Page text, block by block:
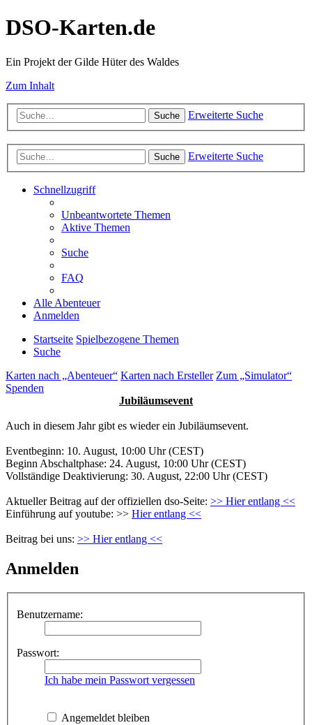
DSO-Karten.de
Ein Projekt der Gilde Hüter des Waldes
Zum Inhalt
Suche Erweiterte Suche
Suche Erweiterte Suche
Schnellzugriff
Unbeantwortete Themen
Aktive Themen
Suche
FAQ
Alle Abenteuer
Anmelden
Startseite Spielbezogene Themen
Suche
Karten nach „Abenteuer“ Karten nach Ersteller Zum „Simulator“
Spenden
Jubiläumsevent
Auch in diesem Jahr gibt es wieder ein Jubiläumsevent.
Eventbeginn: 10. August, 10:00 Uhr (CEST)
Beginn Abschaltphase: 24. August, 10:00 Uhr (CEST)
Vollständige Deaktivierung: 30. August, 22:00 Uhr (CEST)
Aktueller Beitrag auf der offiziellen dso-Seite: >> Hier entlang <<
Einführung auf youtube: >> Hier entlang <<
Beitrag bei uns: >> Hier entlang <<
Anmelden
Benutzername:
Passwort:
Ich habe mein Passwort vergessen
Angemeldet bleiben